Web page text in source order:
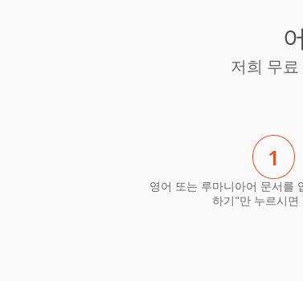
저희 무
1
영어 또는 루마니아어 문서를
하기"만 누르시면